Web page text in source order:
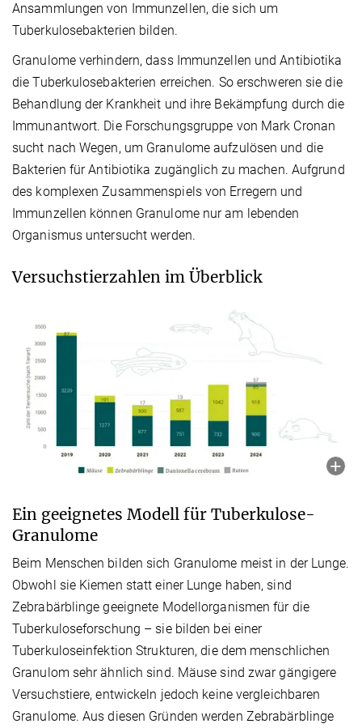
Ansammlungen von Immunzellen, die sich um
Tuberkulosebakterien bilden.
Granulome verhindern, dass Immunzellen und Antibiotika
die Tuberkulosebakterien erreichen. So erschweren sie die
Behandlung der Krankheit und ihre Bekämpfung durch die
Immunantwort. Die Forschungsgruppe von Mark Cronan
sucht nach Wegen, um Granulome aufzulösen und die
Bakterien für Antibiotika zugänglich zu machen. Aufgrund
des komplexen Zusammenspiels von Erregern und
Immunzellen können Granulome nur am lebenden
Organismus untersucht werden.
Versuchstierzahlen im Überblick
Ein geeignetes Modell für Tuberkulose-
Granulome
Beim Menschen bilden sich Granulome meist in der Lunge.
Obwohl sie Kiemen statt einer Lunge haben, sind
Zebrabärblinge geeignete Modellorganismen für die
Tuberkuloseforschung – sie bilden bei einer
Tuberkuloseinfektion Strukturen, die dem menschlichen
Granulom sehr ähnlich sind. Mäuse sind zwar gängigere
Versuchstiere, entwickeln jedoch keine vergleichbaren
Granulome. Aus diesen Gründen werden Zebrabärblinge